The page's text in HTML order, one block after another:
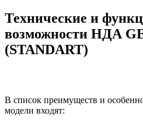
Технические и
возможности НДА
(STANDART)
В список преимуществ и
модели входят: